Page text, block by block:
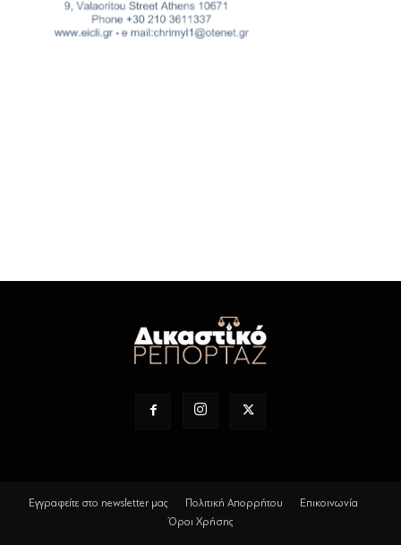
Εγγραφείτε στο newsletter μας Πολιτική Απορρήτου
Επικοινωνία
Όροι Χρήσης